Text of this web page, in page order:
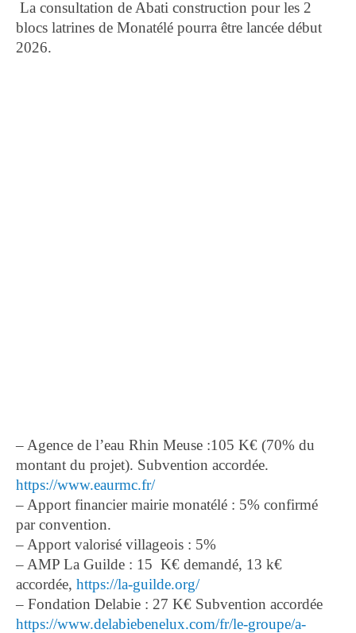
La consultation de Abati construction pour les 2
blocs latrines de Monatélé pourra être lancée début
2026.
– Agence de l’eau Rhin Meuse :105 K€ (70% du
montant du projet). Subvention accordée.
https://www.eaurmc.fr/
– Apport financier mairie monatélé : 5% confirmé
par convention.
– Apport valorisé villageois : 5%
– AMP La Guilde : 15 K€ demandé, 13 k€
accordée, https://la-guilde.org/
– Fondation Delabie : 27 K€ Subvention accordée
https://www.delabiebenelux.com/fr/le-groupe/a-